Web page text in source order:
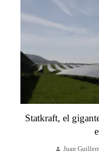
Statkraft, el
Juan